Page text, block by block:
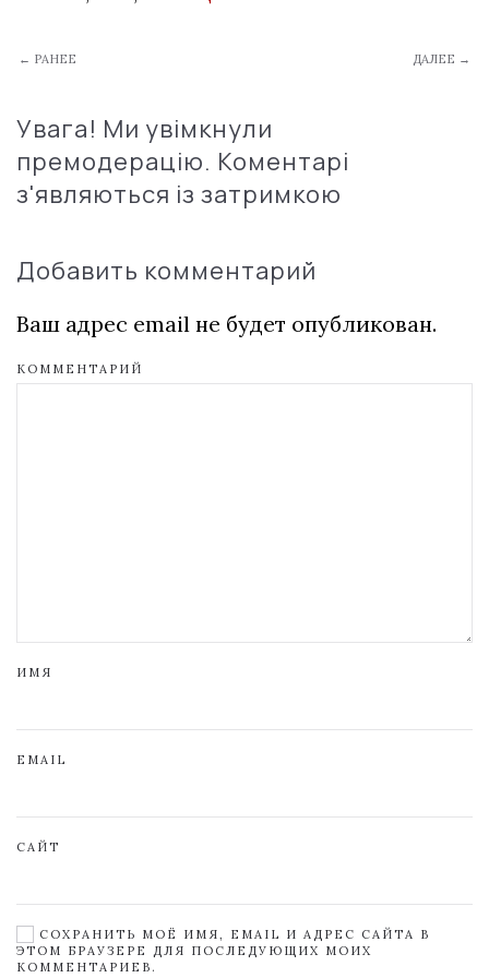
← РАНЕЕ ДАЛЕЕ →
Увага! Ми увімкнули
премодерацію. Коментарі
з'являються із затримкою
Добавить комментарий
Ваш адрес email не будет опубликован.
КОММЕНТАРИЙ
ИМЯ
EMAIL
САЙТ
СОХРАНИТЬ МОЁ ИМЯ, EMAIL И АДРЕС САЙТА В
ЭТОМ БРАУЗЕРЕ ДЛЯ ПОСЛЕДУЮЩИХ МОИХ
КОММЕНТАРИЕВ.